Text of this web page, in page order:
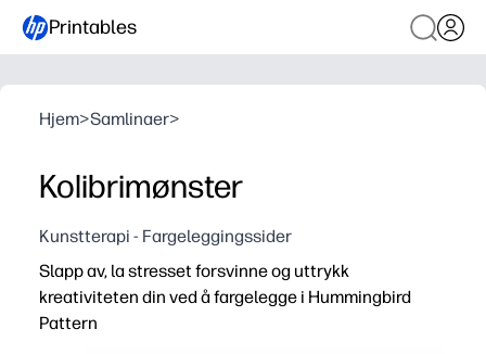
Printables
Hjem>Samlinaer>
Kolibrimønster
Kunstterapi - Fargeleggingssider
Slapp av, la stresset forsvinne og uttrykk
kreativiteten din ved å fargelegge i Hummingbird
Pattern